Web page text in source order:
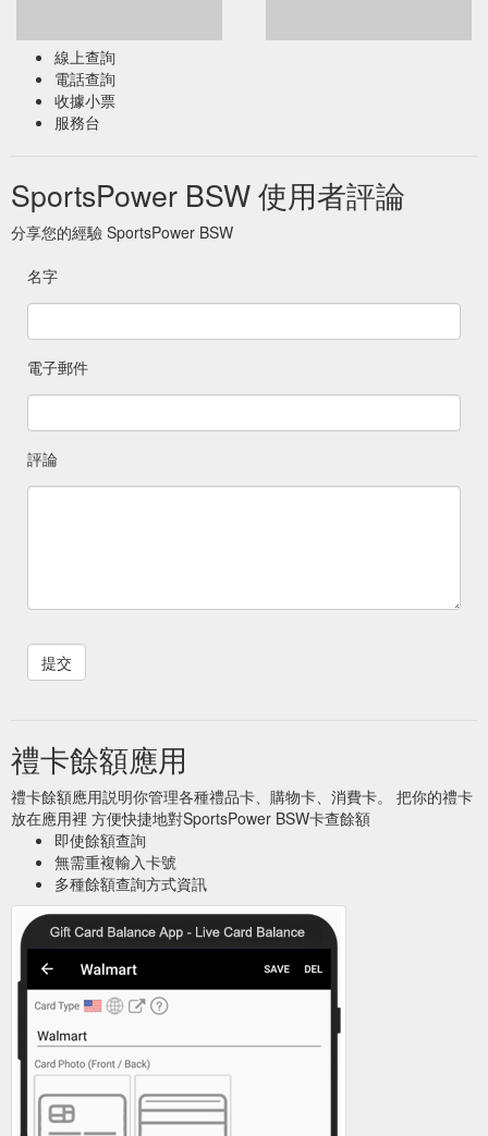
線上查詢
電話查詢
收據小票
服務台
SportsPower BSW 使用者評論
分享您的經驗 SportsPower BSW
名字
電子郵件
評論
禮卡餘額應用
禮卡餘額應用説明你管理各種禮品卡、購物卡、消費卡。 把你的禮卡
放在應用裡 方便快捷地對SportsPower BSW卡查餘額
即使餘額查詢
無需重複輸入卡號
多種餘額查詢方式資訊